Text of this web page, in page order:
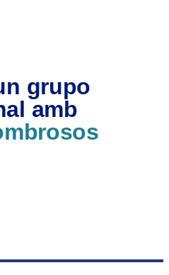
grupo
amb